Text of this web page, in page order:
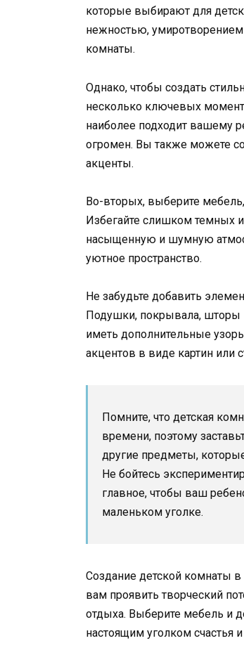
которые выбирают для
нежностью,
комнаты.
Однако, чтобы создать
несколько ключевых
наиболее подходит вашему
огромен. Вы также можете
акценты.
Во-вторых, выберите
Избегайте слишком темных
насыщенную и шумную
уютное пространство.
Не забудьте добавить
Подушки, покрывала, шторы
иметь дополнительные
акцентов в виде картин или
Помните, что детская
времени, поэтому
другие предметы,
Не бойтесь
главное, чтобы ваш
маленьком уголке.
Создание детской комнаты
вам проявить творческий
отдыха. Выберите мебель и
настоящим уголком счастья